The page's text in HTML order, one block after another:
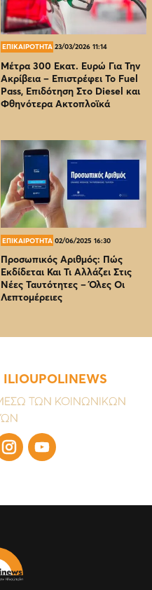
ΕΠΙΚΑΙΡΟΤΗΤΑ 23/03/2026 11:14
Μέτρα 300 Εκατ. Ευρώ Για Την
Ακρίβεια – Επιστρέφει Το Fuel
Pass, Επιδότηση Στο Diesel και
Φθηνότερα Ακτοπλοϊκά
ΕΠΙΚΑΙΡΟΤΗΤΑ 02/06/2025 16:30
Προσωπικός Αριθμός: Πώς
Εκδίδεται Και Τι Αλλάζει Στις
Νέες Ταυτότητες – Όλες Οι
Λεπτομέρειες
ΤΩΝ ΚΟΙΝΩΝΙΚΩΝ
 